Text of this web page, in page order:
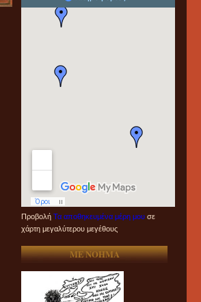
Προβολή Τα αποθηκευμένα μέρη μου σε
χάρτη μεγαλύτερου μεγέθους
ME NOHMA